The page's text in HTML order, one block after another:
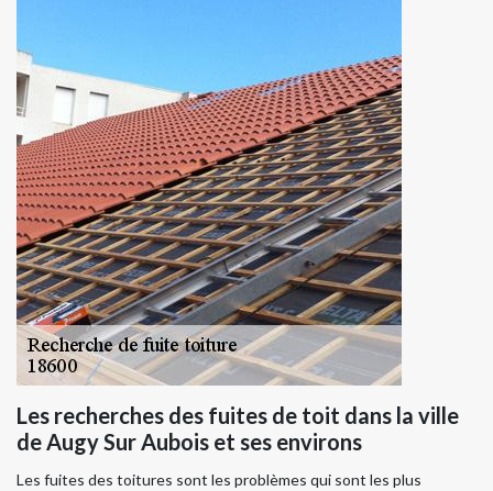
Les recherches des fuites de toit dans la ville
de Augy Sur Aubois et ses environs
Les fuites des toitures sont les problèmes qui sont les plus